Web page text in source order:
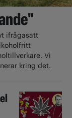
ifrågasatt
Vi
kring det.